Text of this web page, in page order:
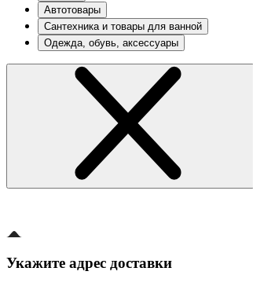
Автотовары
Сантехника и товары для ванной
Одежда, обувь, аксессуары
Укажите адрес доставки